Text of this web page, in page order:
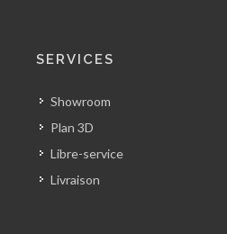
SERVICES
Showroom
Plan 3D
Libre-service
Livraison